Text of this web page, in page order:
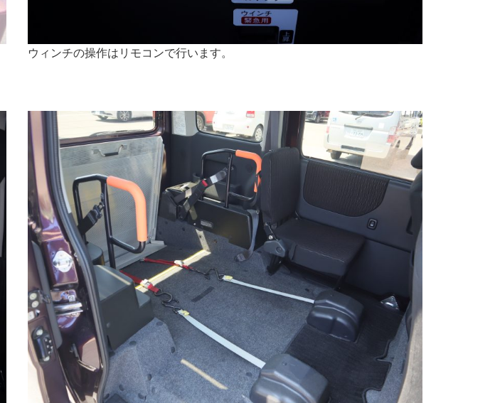
ウィンチの操作はリモコンで行います。